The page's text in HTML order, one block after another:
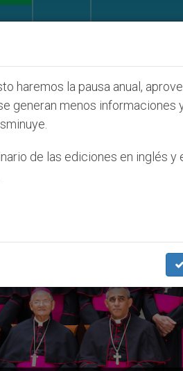
ONU se pronuncia
haremos la pausa anual,
generan menos informaciones
de las ediciones en inglés y